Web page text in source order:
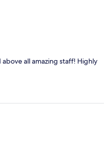
all amazing staff! Highly